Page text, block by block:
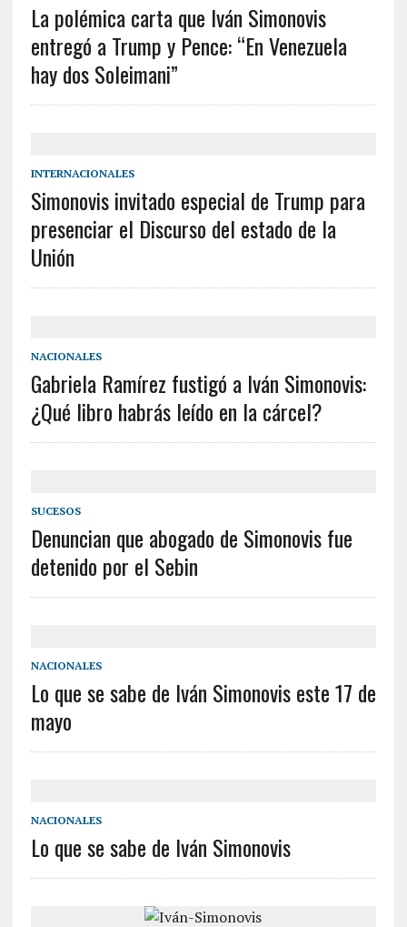
La polémica carta que Iván Simonovis
entregó a Trump y Pence: “En Venezuela
hay dos Soleimani”
INTERNACIONALES
Simonovis invitado especial de Trump para
presenciar el Discurso del estado de la
Unión
NACIONALES
Gabriela Ramírez fustigó a Iván Simonovis:
¿Qué libro habrás leído en la cárcel?
SUCESOS
Denuncian que abogado de Simonovis fue
detenido por el Sebin
NACIONALES
Lo que se sabe de Iván Simonovis este 17 de
mayo
NACIONALES
Lo que se sabe de Iván Simonovis